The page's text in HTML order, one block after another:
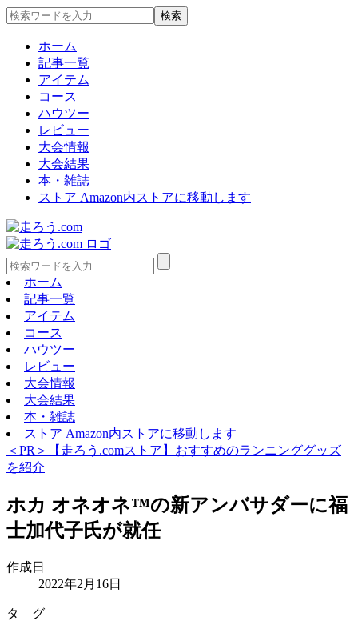
ホーム
記事一覧
アイテム
コース
ハウツー
レビュー
大会情報
大会結果
本・雑誌
ストア Amazon内ストアに移動します
ホーム
記事一覧
アイテム
コース
ハウツー
レビュー
大会情報
大会結果
本・雑誌
ストア Amazon内ストアに移動します
＜PR＞【走ろう.comストア】おすすめのランニンググッズ
を紹介
ホカ オネオネ™の新アンバサダーに福
士加代子氏が就任
作成日
2022年2月16日
タ グ